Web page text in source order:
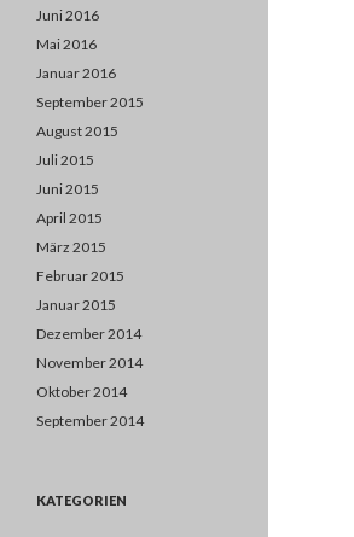
Juni 2016
Mai 2016
Januar 2016
September 2015
August 2015
Juli 2015
Juni 2015
April 2015
März 2015
Februar 2015
Januar 2015
Dezember 2014
November 2014
Oktober 2014
September 2014
KATEGORIEN